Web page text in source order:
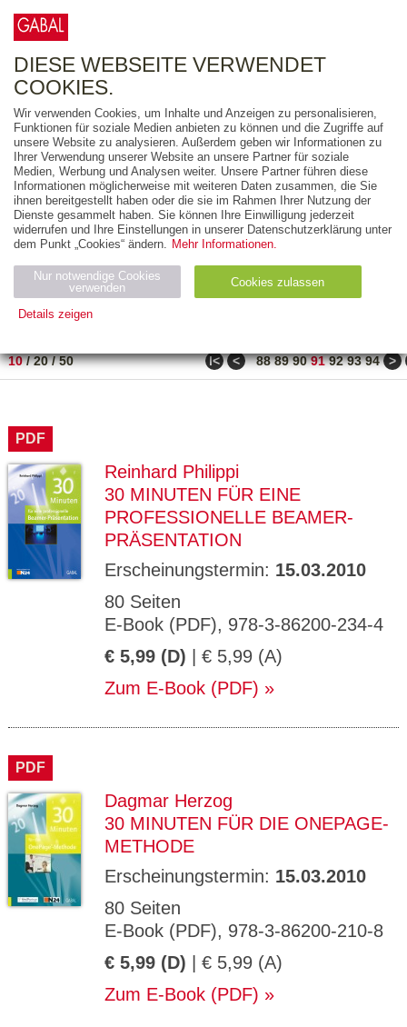
FREITEXT
AUSGABEART
AUS DER REIHE
ZUM THEMA
Neuerscheinung
Bestseller
PREIS
10/20/50 ǀ< < 88 89 90 91 92 93 94 >
PDF
Reinhard Philippi
30 MINUTEN FÜR EINE
PROFESSIONELLE BEAMER-
PRÄSENTATION
Erscheinungstermin: 15.03.2010
80 Seiten
E-Book (PDF), 978-3-86200-234-4
€ 5,99 (D) | € 5,99 (A)
Zum E-Book (PDF)
PDF
Dagmar Herzog
30 MINUTEN FÜR DIE ONEPAGE-
METHODE
Erscheinungstermin: 15.03.2010
80 Seiten
E-Book (PDF), 978-3-86200-210-8
€ 5,99 (D) | € 5,99 (A)
Zum E-Book (PDF)
DIESE WEBSEITE VERWENDET
COOKIES.
Wir verwenden Cookies, um Inhalte und Anzeigen zu personalisieren,
Funktionen für soziale Medien anbieten zu können und die Zugriffe auf
unsere Website zu analysieren. Außerdem geben wir Informationen zu
Ihrer Verwendung unserer Website an unsere Partner für soziale
Medien, Werbung und Analysen weiter. Unsere Partner führen diese
Informationen möglicherweise mit weiteren Daten zusammen, die Sie
ihnen bereitgestellt haben oder die sie im Rahmen Ihrer Nutzung der
Dienste gesammelt haben. Sie können Ihre Einwilligung jederzeit
widerrufen und Ihre Einstellungen in unserer Datenschutzerklärung unter
dem Punkt „Cookies“ ändern. Mehr Informationen.
Nur notwendige Cookies
verwenden
Cookies zulassen
Details zeigen
Name Zweck
ESSION
_ID
GV_CO
OKIES
gabal-
Speichert den Zustimmungsstatus des
Benutzers für Cookies auf der aktuellen
Domäne.